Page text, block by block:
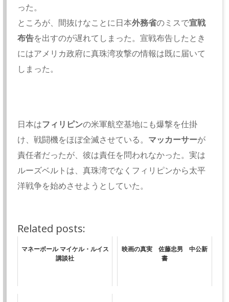
った。
ところが、間抜けなことに日本外務省のミスで宣戦
布告を出すのが遅れてしまった。宣戦布告したとき
にはアメリカ政府に真珠湾攻撃の情報は既に届いて
しまった。
日本はフィリピンの米軍航空基地にも爆撃を仕掛
け、戦闘機をほぼ全滅させている。 マッカーサーが
責任者だったが、彼は責任を問われなかった。実は
ルーズベルトは、真珠湾でなくフィリピンから太平
洋戦争を始めさせようとしていた。
Related posts:
マネーボール マイケル・ルイス
講談社
映画の真実 佐藤忠男 中公新
書